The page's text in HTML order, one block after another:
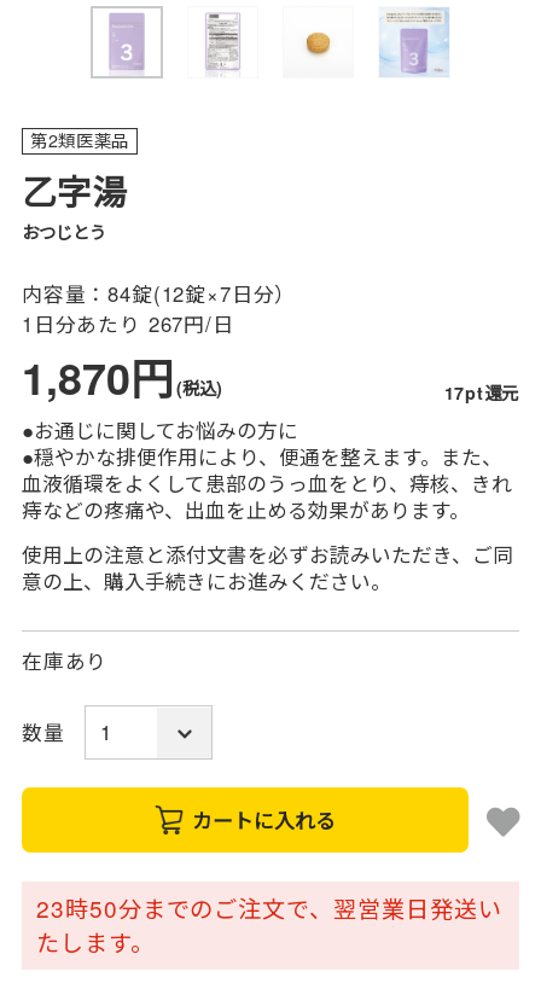
第2類医薬品
乙字湯
おつじとう
内容量：84錠(12錠×7日分）
1日分あたり 267円/日
1,870円(税込) 17pt還元
●お通じに関してお悩みの方に
●穏やかな排便作用により、便通を整えます。また、
血液循環をよくして患部のうっ血をとり、痔核、きれ
痔などの疼痛や、出血を止める効果があります。
使用上の注意と添付文書を必ずお読みいただき、ご同
意の上、購入手続きにお進みください。
在庫あり
数量
カートに入れる
23時50分までのご注文で、翌営業日発送い
たします。